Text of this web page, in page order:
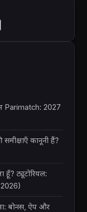
Parimatch: 2027
समीक्षाएँ कानूनी हैं?
हूँ? ट्यूटोरियल:
बोनस, ऐप और